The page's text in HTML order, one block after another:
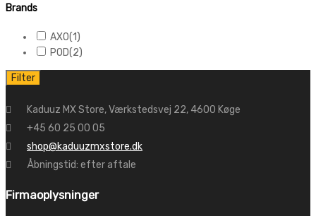
Brands
AXO(1)
POD(2)
Filter
Kaduuz MX Store, Værkstedsvej 22, 4600 Køge
+45 60 25 00 05
shop@kaduuzmxstore.dk
Åbningstid: efter aftale
Firmaoplysninger